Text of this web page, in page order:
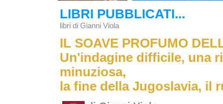
LIBRI PUBBLICATI...
libri di Gianni Viola
IL SOAVE PROFUMO
Un'indagine difficile, una
minuziosa,
la fine della Jugoslavia, il